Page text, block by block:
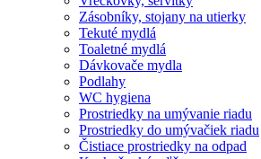
Zásobníky, stojany na utierky
Tekuté mydlá
Toaletné mydlá
Dávkovače mydla
Podlahy
WC hygiena
Prostriedky na umývanie riadu
Prostriedky do umývačiek riadu
Čistiace prostriedky na odpad